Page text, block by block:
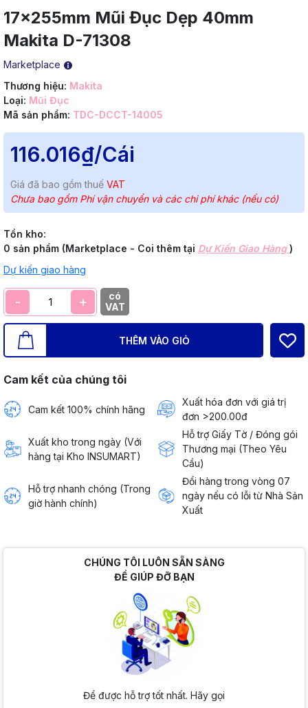
17x255mm Mũi Đục Dẹp 40mm
Makita D-71308
Marketplace
Thương hiệu: Makita
Loại: Mũi Đục
Mã sản phẩm: TDC-DCCT-14005
116.016₫/Cái
Giá đã bao gồm thuế VAT
Chưa bao gồm Phí vận chuyển và các chi phí khác (nếu có)
Tồn kho:
0 sản phẩm (Marketplace - Coi thêm tại Dự Kiến Giao Hàng)
Dự kiến giao hàng
- +
có
VAT
THÊM VÀO GIỎ
Cam kết của chúng tôi
Cam kết 100% chính hãng
Xuất hóa đơn với giá trị
đơn >200.00đ
Xuất kho trong ngày (Với
hàng tại Kho INSUMART)
Hỗ trợ Giấy Tờ / Đóng gói
Thương mại (Theo Yêu
Cầu)
Hỗ trợ nhanh chóng (Trong
giờ hành chính)
Đổi hàng trong vòng 07
ngày nếu có lỗi từ Nhà Sản
Xuất
CHÚNG TÔI LUÔN SẴN SÀNG
ĐỂ GIÚP ĐỠ BẠN
Để được hỗ trợ tốt nhất. Hãy gọi